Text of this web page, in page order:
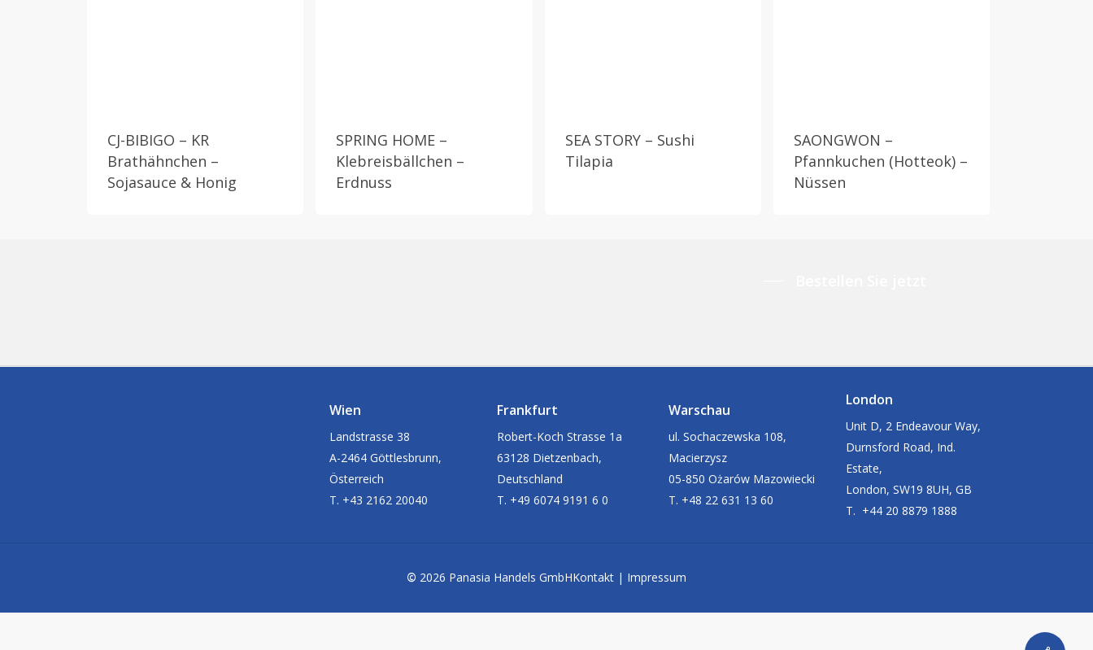
CJ-BIBIGO – KR
Brathähnchen –
Sojasauce & Honig
SPRING HOME –
Klebreisbällchen –
Erdnuss
SEA STORY – Sushi
Tilapia
SAONGWON –
Pfannkuchen (Hotteok) –
Nüssen
Wien
Landstrasse 38
A-2464 Göttlesbrunn,
Österreich
T. +43 2162 20040
Frankfurt
Robert-Koch Strasse 1a
63128 Dietzenbach,
Deutschland
T. +49 6074 9191 6 0
Warschau
ul. Sochaczewska 108,
Macierzysz
05-850 Ożarów Mazowiecki
T. +48 22 631 13 60
London
Unit D, 2 Endeavour Way,
Durnsford Road, Ind.
Estate,
London, SW19 8UH, GB
T. +44 20 8879 1888
© 2026 Panasia Handels GmbHKontakt | Impressum